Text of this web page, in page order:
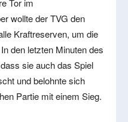
Tor im
wollte der TVG den
Kraftreserven, um die
den letzten Minuten des
sie auch das Spiel
und belohnte sich
Partie mit einem Sieg.